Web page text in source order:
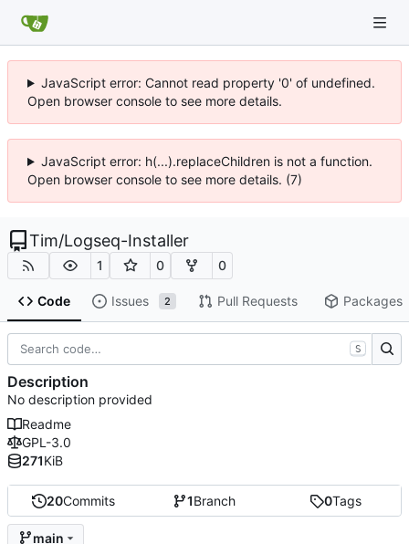
JavaScript error: Cannot read property '0' of undefined.
Open browser console to see more details.
JavaScript error: h(...).replaceChildren is not a function.
Open browser console to see more details. (7)
Tim/Logseq-Installer
1 0 0
Code Issues 2 Pull Requests Packages
20Commits 1Branch 0Tags
main
S
Description
No description provided
Readme
GPL-3.0
271KiB